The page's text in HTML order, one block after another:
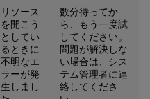
リソース
を開こう
としてい
るときに
不明なエ
ラーが発
生しまし
数分待ってか
ら、もう一度試
してください。
問題が解決しな
い場合は、シス
テム管理者に連
絡してくださ